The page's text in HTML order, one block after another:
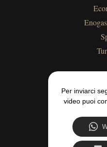
Per inviarci
video puoi